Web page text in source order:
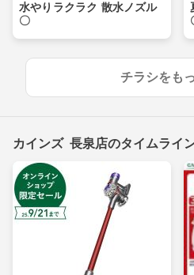
水やりラクラク 散水ノズル
〇
チラシをも
カインズ 長泉店のタイムライ